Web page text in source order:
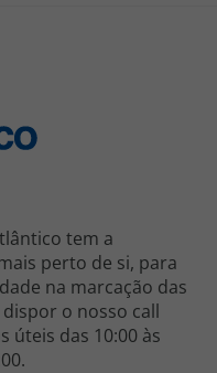
fixa nacional.
tem a
perto de si, para
na marcação das
o nosso call
úteis das 10:00 às